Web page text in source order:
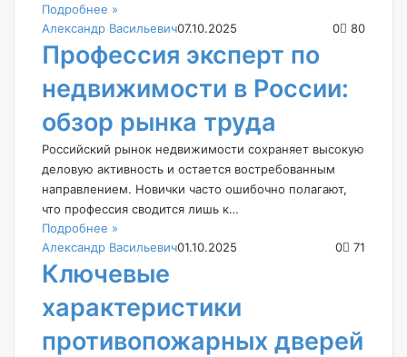
Подробнее »
Александр Васильевич07.10.2025 0 80
Профессия эксперт по
недвижимости в России:
обзор рынка труда
Российский рынок недвижимости сохраняет высокую
деловую активность и остается востребованным
направлением. Новички часто ошибочно полагают,
что профессия сводится лишь к…
Подробнее »
Александр Васильевич01.10.2025 0 71
Ключевые
характеристики
противопожарных дверей